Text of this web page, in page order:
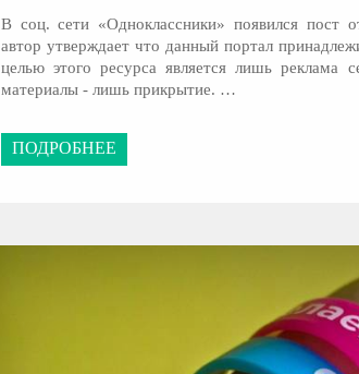
В соц. сети «Одноклассники» появился пост
автор утверждает что данный портал
целью этого ресурса является лишь реклама
материалы - лишь прикрытие. …
ПОДРОБНЕЕ